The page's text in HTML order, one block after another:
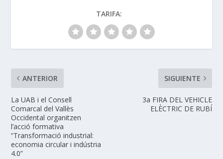
TARIFA:
ANTERIOR
La UAB i el Consell
Comarcal del Vallès
Occidental organitzen
l’acció formativa
“Transformació industrial:
economia circular i indústria
4.0”
SIGUIENTE
3a FIRA DEL VEHICLE
ELÈCTRIC DE RUBÍ